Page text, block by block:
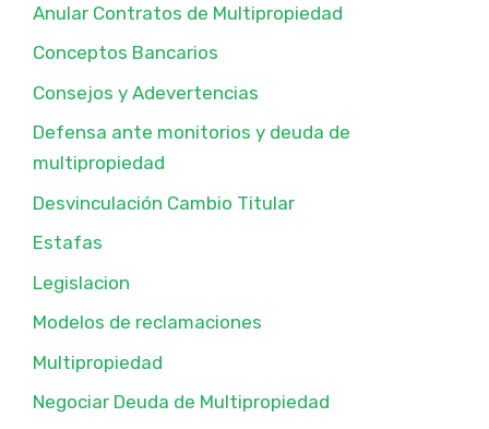
Anular Contratos de Multipropiedad
Conceptos Bancarios
Consejos y Adevertencias
Defensa ante monitorios y deuda de
multipropiedad
Desvinculación Cambio Titular
Estafas
Legislacion
Modelos de reclamaciones
Multipropiedad
Negociar Deuda de Multipropiedad